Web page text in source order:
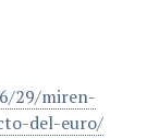
29/miren-
del-euro/